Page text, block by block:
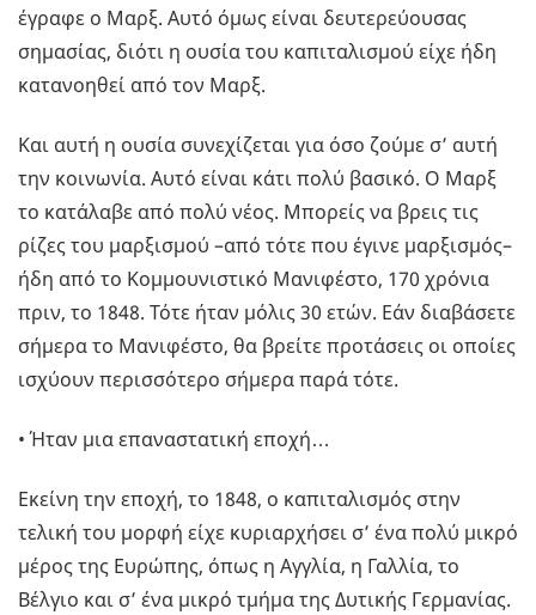
έγραφε ο Μαρξ. Αυτό όμως είναι δευτερεύουσας
σημασίας, διότι η ουσία του καπιταλισμού είχε ήδη
κατανοηθεί από τον Μαρξ.
Και αυτή η ουσία συνεχίζεται για όσο ζούμε σ’ αυτή
την κοινωνία. Αυτό είναι κάτι πολύ βασικό. Ο Μαρξ
το κατάλαβε από πολύ νέος. Μπορείς να βρεις τις
ρίζες του μαρξισμού –από τότε που έγινε μαρξισμός–
ήδη από το Κομμουνιστικό Μανιφέστο, 170 χρόνια
πριν, το 1848. Τότε ήταν μόλις 30 ετών. Εάν διαβάσετε
σήμερα το Μανιφέστο, θα βρείτε προτάσεις οι οποίες
ισχύουν περισσότερο σήμερα παρά τότε.
• Ήταν μια επαναστατική εποχή…
Εκείνη την εποχή, το 1848, ο καπιταλισμός στην
τελική του μορφή είχε κυριαρχήσει σ’ ένα πολύ μικρό
μέρος της Ευρώπης, όπως η Αγγλία, η Γαλλία, το
Βέλγιο και σ’ ένα μικρό τμήμα της Δυτικής Γερμανίας.